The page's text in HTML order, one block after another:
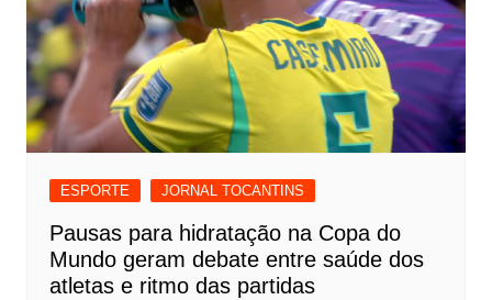
ESPORTE JORNAL TOCANTINS
Pausas para hidratação na Copa do
Mundo geram debate entre saúde dos
atletas e ritmo das partidas